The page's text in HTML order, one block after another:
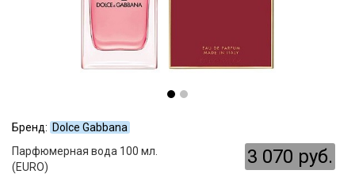
Бренд: Dolce Gabbana
Парфюмерная вода 100 мл.
(EURO)
3 070 руб.